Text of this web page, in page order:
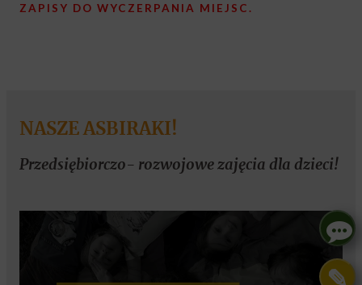
ZAPISY DO WYCZERPANIA MIEJSC.
NASZE ASBIRAKI!
Przedsiębiorczo- rozwojowe zajęcia dla dzieci!
✎